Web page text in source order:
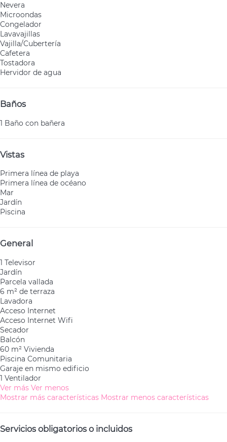
Nevera
Microondas
Congelador
Lavavajillas
Vajilla/Cubertería
Cafetera
Tostadora
Hervidor de agua
Baños
1 Baño con bañera
Vistas
Primera línea de playa
Primera línea de océano
Mar
Jardín
Piscina
General
1 Televisor
Jardín
Parcela vallada
6 m² de terraza
Lavadora
Acceso Internet
Acceso Internet Wifi
Secador
Balcón
60 m² Vivienda
Piscina Comunitaria
Garaje en mismo edificio
1 Ventilador
Ver más Ver menos
Mostrar más características Mostrar menos características
Servicios obligatorios o incluidos